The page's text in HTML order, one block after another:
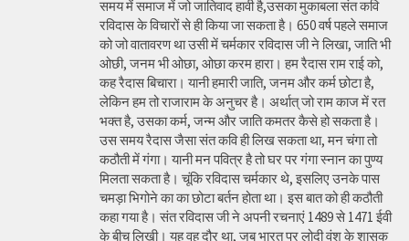
समय में समाज में जो जातिवाद हावी है,उसका मुकाबला संत कवि
रविदास के विचारों से ही किया जा सकता है। 650 वर्ष पहले समाज
को जो वातावरण था उसी में चर्मकार रविदास जी ने लिखा, जाति भी
ओछी, जनम भी ओछा, ओछा करम हारा। हम रैदास राम राई को,
कह रैदास बिचारा। यानी हमारी जाति, जनम और कर्म छोटा है,
लेकिन हम तो राजाराम के अनुचर है। अर्थात् जो राम काज में रत
भक्त है, उसका कर्म, जन्म और जाति कमतर कैसे हो सकता है।
उस समय रैदास जैसा संत कवि ही लिख सकता था, मन चंगा तो
कठौती में गंगा। यानी मन पवित्र है तो घर पर गंगा स्नान का पुण्य
मिलता सकता है। चूंकि रविदास चर्मकार थे, इसलिए उनके पास
चमड़ा भिगोने का का छोटा बर्तन होता था। इस बात को ही कठौती
कहा गया है। संत रविदास जी ने अपनी रचनाएं 1489 से 1471 ईवी
के बीच लिखी। यह वह दौर था, जब भारत पर लोदी वंश के शासक